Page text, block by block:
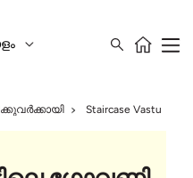
Staircase Vastu